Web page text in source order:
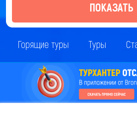
ПОКАЗАТЬ
Горящие туры Туры